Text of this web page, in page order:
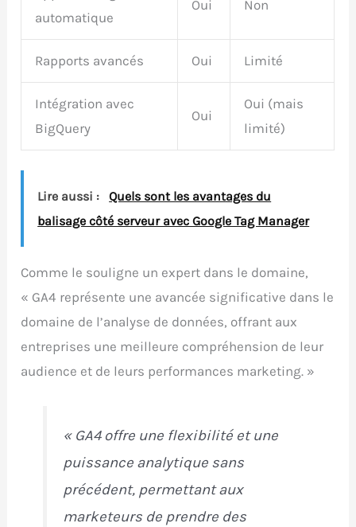
automatique
Oui Non
Rapports avancés Oui Limité
Intégration avec
BigQuery
Oui
Oui (mais
limité)
Lire aussi :
Quels sont les avantages du
balisage côté serveur avec Google Tag Manager
Comme le souligne un expert dans le domaine,
« GA4 représente une avancée significative dans le
domaine de l’analyse de données, offrant aux
entreprises une meilleure compréhension de leur
audience et de leurs performances marketing. »
« GA4 offre une flexibilité et une
puissance analytique sans
précédent, permettant aux
marketeurs de prendre des